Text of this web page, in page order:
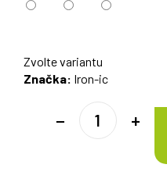
Zvolte variantu
Značka: Iron-ic
+
−